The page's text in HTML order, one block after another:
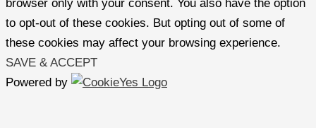
browser only with your consent. You also have the option
to opt-out of these cookies. But opting out of some of
these cookies may affect your browsing experience.
SAVE & ACCEPT
Powered by